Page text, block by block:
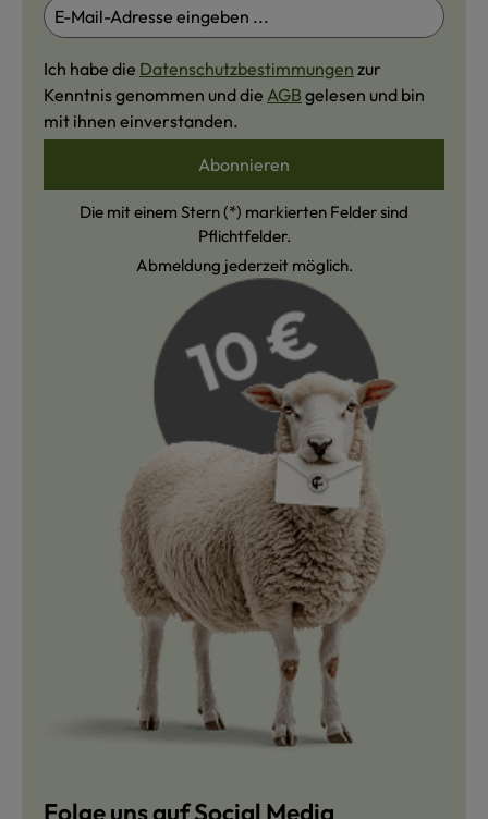
Ich habe die Datenschutzbestimmungen zur
Kenntnis genommen und die AGB gelesen und bin
mit ihnen einverstanden.
Abonnieren
Die mit einem Stern (*) markierten Felder sind
Pflichtfelder.
Abmeldung jederzeit möglich.
Folge uns auf Social Media